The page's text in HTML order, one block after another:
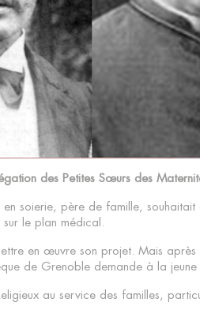
des Petites Sœurs des
en soierie, père de famille,
sur le plan médical.
en œuvre son projet. Mais
de Grenoble demande à la
au service des familles,